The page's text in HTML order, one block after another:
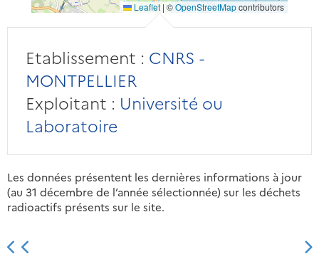
Leaflet|©OpenStreetMapcontributors
Etablissement : CNRS -
MONTPELLIER
Exploitant : Université ou
Laboratoire
Les données présentent les dernières informations à jour
(au 31 décembre de l’année sélectionnée) sur les déchets
radioactifs présents sur le site.